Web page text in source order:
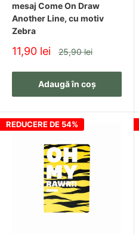
mesaj Come On Draw
Another Line, cu motiv
Zebra
Pret
redus
11,90 lei Pret
25,90 lei
Adaugă în coș
REDUCERE DE 54%